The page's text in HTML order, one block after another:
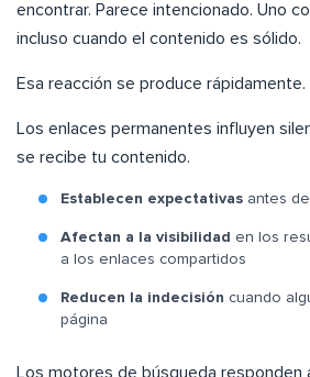
encontrar. Parece intencionado. Uno
incluso cuando el contenido es sólido.
Esa reacción se produce rápidamente.
Los enlaces permanentes influyen
se recibe tu contenido.
Establecen expectativas antes
Afectan a la visibilidad en los
a los enlaces compartidos
Reducen la indecisión cuando
página
Los motores de búsqueda responden